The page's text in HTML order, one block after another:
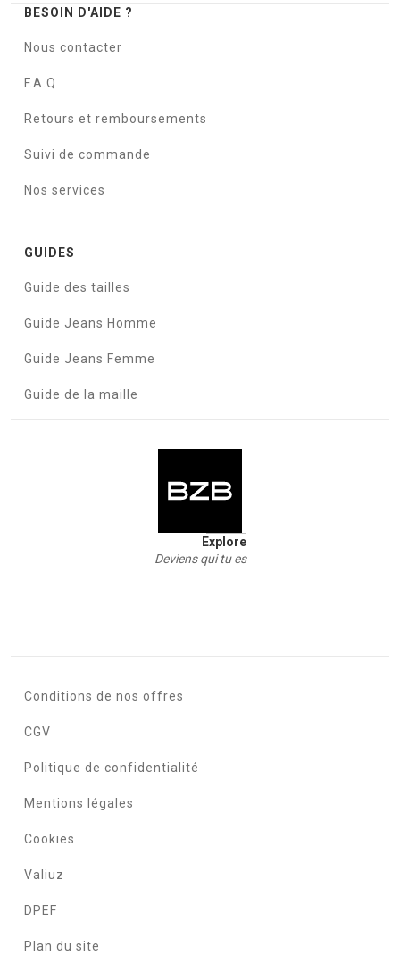
BESOIN D'AIDE ?
Nous contacter
F.A.Q
Retours et remboursements
Suivi de commande
Nos services
GUIDES
Guide des tailles
Guide Jeans Homme
Guide Jeans Femme
Guide de la maille
Explore
Deviens qui tu es
Conditions de nos offres
CGV
Politique de confidentialité
Mentions légales
Cookies
Valiuz
DPEF
Plan du site